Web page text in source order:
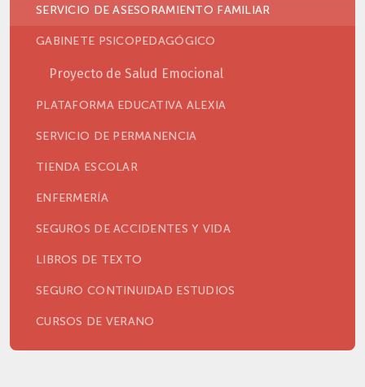
SERVICIO DE ASESORAMIENTO FAMILIAR
GABINETE PSICOPEDAGÓGICO
Proyecto de Salud Emocional
PLATAFORMA EDUCATIVA ALEXIA
SERVICIO DE PERMANENCIA
TIENDA ESCOLAR
ENFERMERÍA
SEGUROS DE ACCIDENTES Y VIDA
LIBROS DE TEXTO
SEGURO CONTINUIDAD ESTUDIOS
CURSOS DE VERANO